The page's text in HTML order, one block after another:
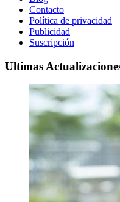
Contacto
Política de privacidad
Publicidad
Suscripción
Ultimas